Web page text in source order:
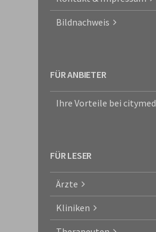
Bildnachweis
FÜR ANBIETER
Ihre Vorteile bei citymed
FÜR LESER
Ärzte
Kliniken